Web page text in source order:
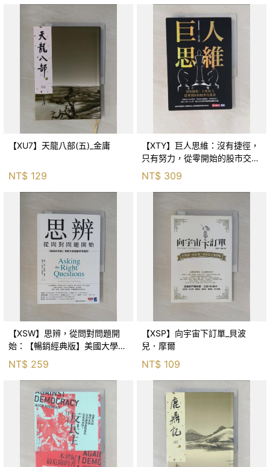
【XU7】天龍八部(五)_金庸
NT$ 129
【XTY】巨人思維：沒有捷徑，
只有努力，從零開始的股市交易
員_巨人傑
NT$ 309
【XSW】思辨，從問對問題開
始：【暢銷經典版】美國大學邏
輯思考聖經_尼爾．布朗, 史都
華．基里, 羅耀宗, 蔡宏明, 黃賓
NT$ 259
【XSP】向宇宙下訂單_貝波
兒．摩爾
NT$ 109